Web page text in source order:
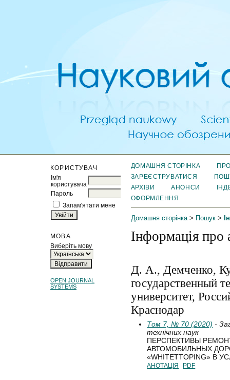
КОРИСТУВАЧ
Ім'я
користувача
Пароль
Запам'ятати мене
МОВА
Виберіть мову
OPEN JOURNAL
SYSTEMS
ДОМАШНЯ СТОРІНКА
ЗАРЕЄСТРУВАТИСЯ
АРХІВИ
АНОНСИ
ОФОРМЛЕННЯ
Домашня сторінка> Пошук>
Інформація про
Д. А., Демченко,
государственный
университет,
Краснодар
Том 7, № 70 (2020) -
технічних наук
ПЕРСПЕКТИВЫ
АВТОМОБИЛЬНЫХ
«WHITETTOPING» В
АНОТАЦІЯ PDF